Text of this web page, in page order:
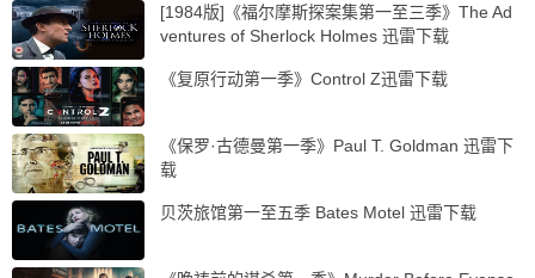
[1984版]《福尔摩斯探案集第一至三季》The Ad
ventures of Sherlock Holmes 迅雷下载
《复原行动第一季》Control Z迅雷下载
《保罗·古德曼第一季》Paul T. Goldman 迅雷下
载
贝茨旅馆第一至五季 Bates Motel 迅雷下载